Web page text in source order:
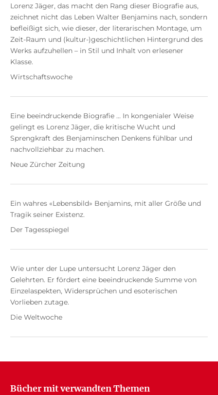
Lorenz Jäger, das macht den Rang dieser Biografie aus,
zeichnet nicht das Leben Walter Benjamins nach, sondern
befleißigt sich, wie dieser, der literarischen Montage, um
Zeit-Raum und (kultur-)geschichtlichen Hintergrund des
Werks aufzuhellen – in Stil und Inhalt von erlesener
Klasse.
Wirtschaftswoche
Eine beeindruckende Biografie ... In kongenialer Weise
gelingt es Lorenz Jäger, die kritische Wucht und
Sprengkraft des Benjaminschen Denkens fühlbar und
nachvollziehbar zu machen.
Neue Zürcher Zeitung
Ein wahres «Lebensbild» Benjamins, mit aller Größe und
Tragik seiner Existenz.
Der Tagesspiegel
Wie unter der Lupe untersucht Lorenz Jäger den
Gelehrten. Er fördert eine beeindruckende Summe von
Einzelaspekten, Widersprüchen und esoterischen
Vorlieben zutage.
Die Weltwoche
Bücher mit verwandten Themen